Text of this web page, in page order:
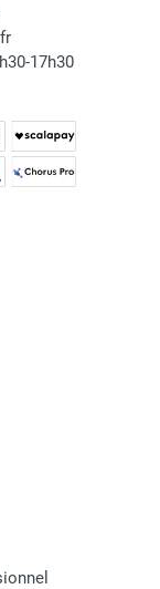
17h30